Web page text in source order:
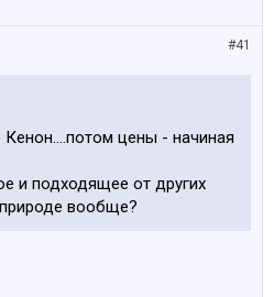
#41
цены - начиная
и подходящее от других
вообще?